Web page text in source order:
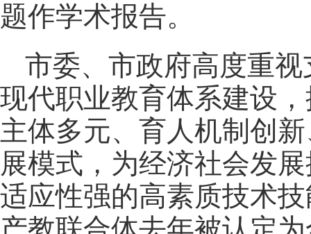
题作学术报告。
市委、市政府高度重
现代职业教育体系建设
主体多元、育人机制创
展模式，为经济社会发
适应性强的高素质技术